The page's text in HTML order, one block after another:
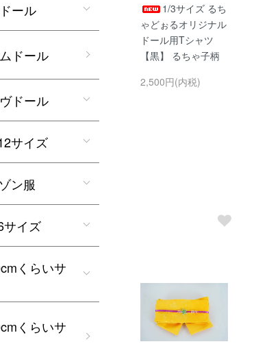
1/3サイズ るち
ゃどぉるオリジナル
ドール用Tシャツ
【黒】 るちゃ子柄
2,500円(内税)
ール
ドール
ドール
サイズ
ン服
サイズ
くらいサ
くらいサ